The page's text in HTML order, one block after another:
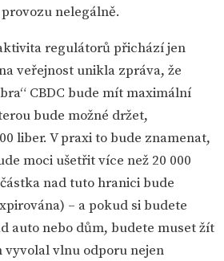
nelegálně.
regulátorů přichází jen
veřejnost unikla zpráva, že
CBDC bude mít maximální
bude možné držet,
liber. V praxi to bude znamenat,
moci ušetřit více než 20 000
nad tuto hranici bude
– a pokud si budete
auto nebo dům, budete muset žít
vyvolal vlnu odporu nejen